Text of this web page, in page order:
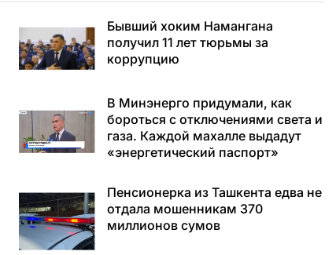
Бывший хоким Намангана
получил 11 лет тюрьмы за
коррупцию
В Минэнерго придумали, как
бороться с отключениями света и
газа. Каждой махалле выдадут
«энергетический паспорт»
Пенсионерка из Ташкента едва не
отдала мошенникам 370
миллионов сумов